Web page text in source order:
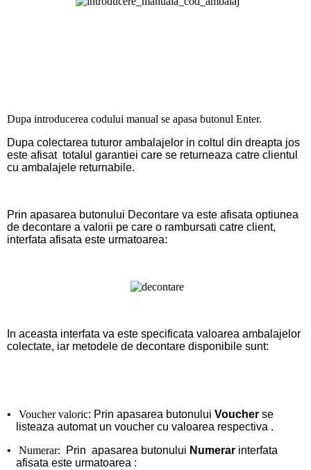
Dupa introducerea codului manual se apasa butonul Enter.
Dupa colectarea tuturor ambalajelor in coltul din dreapta jos
este afisat totalul garantiei care se returneaza catre clientul
cu ambalajele returnabile.
Prin apasarea butonului Decontare va este afisata optiunea
de decontare a valorii pe care o rambursati catre client,
interfata afisata este urmatoarea:
In aceasta interfata va este specificata valoarea ambalajelor
colectate, iar metodele de decontare disponibile sunt:
• Voucher valoric: Prin apasarea butonului Voucher se
listeaza automat un voucher cu valoarea respectiva .
•
Numerar: Prin apasarea butonului Numerar interfata
afisata este urmatoarea :